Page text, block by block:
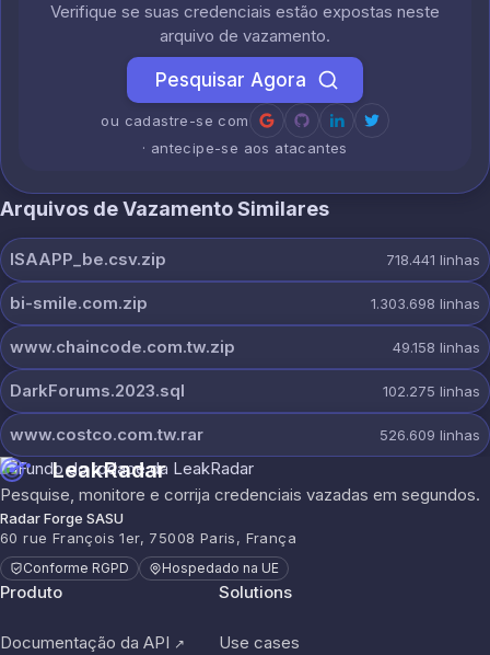
Verifique se suas credenciais estão expostas neste
arquivo de vazamento.
Pesquisar Agora
ou cadastre-se com
· antecipe-se aos atacantes
Arquivos de Vazamento Similares
ISAAPP_be.csv.zip 718.441 linhas
bi-smile.com.zip 1.303.698 linhas
www.chaincode.com.tw.zip 49.158 linhas
DarkForums.2023.sql 102.275 linhas
www.costco.com.tw.rar 526.609 linhas
LeakRadar
Pesquise, monitore e corrija credenciais vazadas em segundos.
Radar Forge SASU
60 rue François 1er, 75008 Paris, França
Conforme RGPD Hospedado na UE
Produto
Documentação da API ↗
Solutions
Use cases